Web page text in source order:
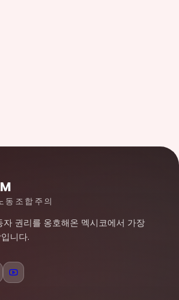
동조합주의
권리를 옹호해온 멕시코에서 가장
니다.